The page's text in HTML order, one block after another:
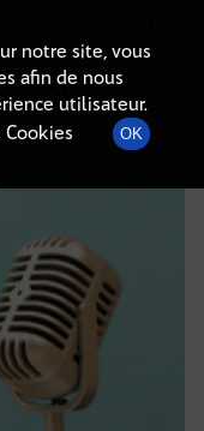
notre site, vous
afin de nous
utilisateur.
OK